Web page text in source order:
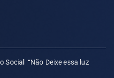
Social “Não Deixe essa luz